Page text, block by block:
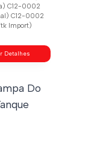
C12-0002
C12-0002
Import)
Detalhes